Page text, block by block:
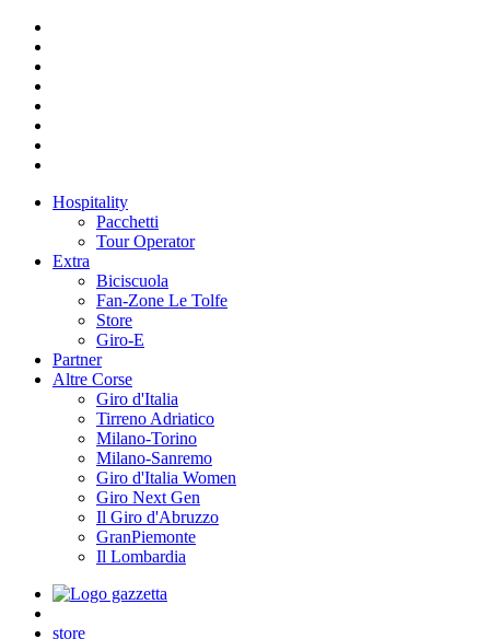
Hospitality
Pacchetti
Tour Operator
Extra
Biciscuola
Fan-Zone Le Tolfe
Store
Giro-E
Partner
Altre Corse
Giro d'Italia
Tirreno Adriatico
Milano-Torino
Milano-Sanremo
Giro d'Italia Women
Giro Next Gen
Il Giro d'Abruzzo
GranPiemonte
Il Lombardia
store